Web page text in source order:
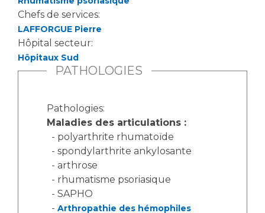
Chefs de services:
LAFFORGUE Pierre
Hôpital secteur:
Hôpitaux Sud
PATHOLOGIES
Pathologies:
Maladies des articulations :
- polyarthrite rhumatoïde
- spondylarthrite ankylosante
- arthrose
- rhumatisme psoriasique
- SAPHO
- Arthropathie des hémophiles